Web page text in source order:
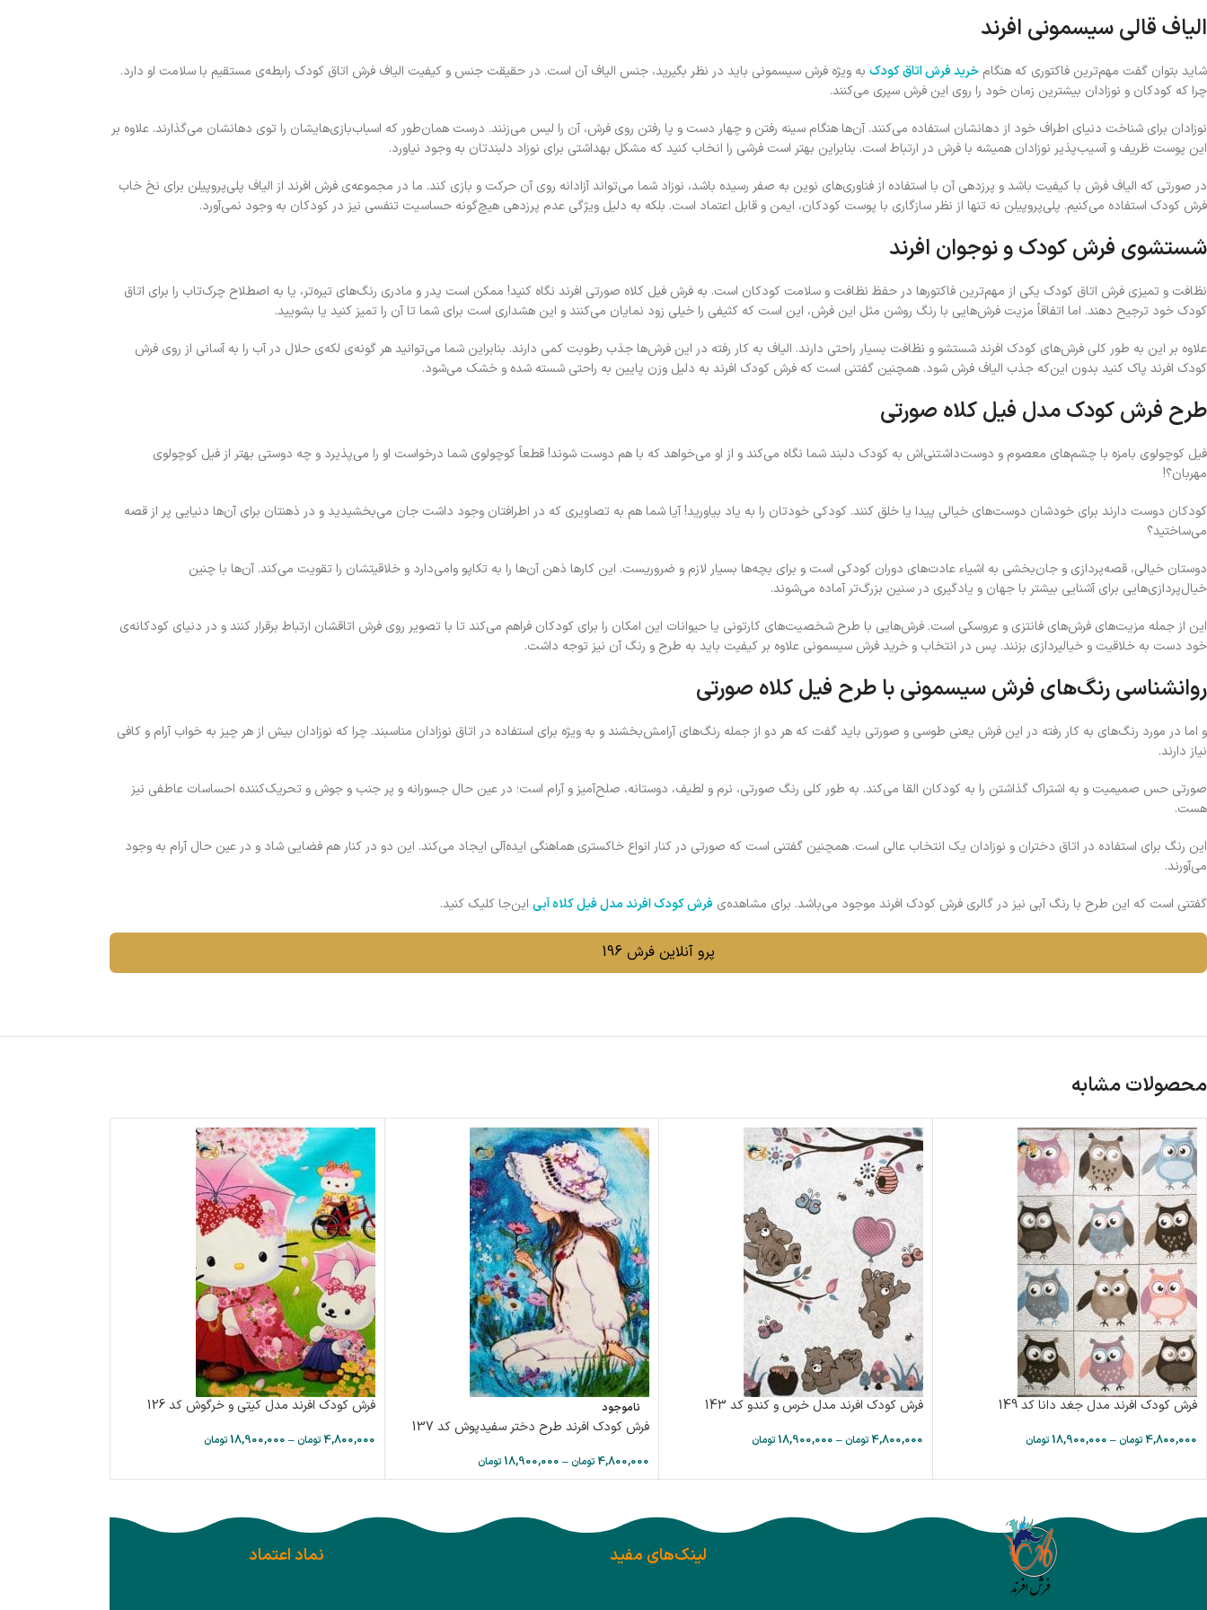
الیاف قالی سیسمونی افرند
شاید بتوان گفت مهم‌ترین فاکتوری که هنگام خرید فرش اتاق کودک به ویژه فرش سیسمونی باید در نظر بگیرید، جنس الیاف آن است. در حقیقت جنس و کیفیت الیاف فرش اتاق کودک رابطه‌ی مستقیم با سلامت او دارد.
چرا که کودکان و نوزادان بیشترین زمان خود را روی این فرش سپری می‌کنند.
نوزادان برای شناخت دنیای اطراف خود از دهانشان استفاده می‌کنند. آن‌ها هنگام سینه رفتن و چهار دست و پا رفتن روی فرش، آن را لیس می‌زنند. درست همان‌طور که اسباب‌بازی‌هایشان را توی دهانشان می‌گذارند. علاوه بر
این پوست ظریف و آسیب‌پذیر نوزادان همیشه با فرش در ارتباط است. بنابراین بهتر است فرشی را انخاب کنید که مشکل بهداشتی برای نوزاد دلبندتان به وجود نیاورد.
در صورتی که الیاف فرش با کیفیت باشد و پرزدهی آن با استفاده از فناوری‌های نوین به صفر رسیده باشد، نوزاد شما می‌تواند آزادانه روی آن حرکت و بازی کند. ما در مجموعه‌ی فرش افرند از الیاف پلی‌پروپیلن برای نخ خاب
فرش کودک استفاده می‌کنیم. پلی‌پروپیلن نه تنها از نظر سازگاری با پوست کودکان، ایمن و قابل اعتماد است. بلکه به دلیل ویژگی عدم پرزدهی هیچ‌گونه حساسیت تنفسی نیز در کودکان به وجود نمی‌آورد.
شستشوی فرش کودک و نوجوان افرند
نظافت و تمیزی فرش اتاق کودک یکی از مهم‌ترین فاکتورها در حفظ نظافت و سلامت کودکان است. به فرش فیل کلاه صورتی افرند نگاه کنید! ممکن است پدر و مادری رنگ‌های تیره‌تر، یا به اصطلاح چرک‌تاب را برای اتاق
کودک خود ترجیح دهند. اما اتفاقاً مزیت فرش‌هایی با رنگ روشن مثل این فرش، این است که کثیفی را خیلی زود نمایان می‌کنند و این هشداری است برای شما تا آن را تمیز کنید یا بشویید.
علاوه بر این به طور کلی فرش‌های کودک افرند شستشو و نظافت بسیار راحتی دارند. الیاف به کار رفته در این فرش‌ها جذب رطوبت کمی دارند. بنابراین شما می‌توانید هر گونه‌ی لکه‌ی حلال در آب را به آسانی از روی فرش
کودک افرند پاک کنید بدون این‌که جذب الیاف فرش شود. همچنین گفتنی است که فرش کودک افرند به دلیل وزن پایین به راحتی شسته شده و خشک می‌شود.
طرح فرش کودک مدل فیل کلاه‌ صورتی
فیل کوچولوی بامزه با چشم‌های معصوم و دوست‌داشتنی‌اش به کودک دلبند شما نگاه می‌کند و از او می‌خواهد که با هم دوست شوند! قطعاً کوچولوی شما درخواست او را می‌پذیرد و چه دوستی بهتر از فیل کوچولوی
مهربان؟!
کودکان دوست دارند برای خودشان دوست‌های خیالی پیدا یا خلق کنند. کودکی خودتان را به یاد بیاورید! آیا شما هم به تصاویری که در اطرافتان وجود داشت جان می‌بخشیدید و در ذهنتان برای آن‌ها دنیایی پر از قصه
می‌ساختید؟
دوستان خیالی، قصه‌پردازی و جان‌بخشی به اشیاء عادت‌های دوران کودکی است و برای بچه‌ها بسیار لازم و ضروریست. این کارها ذهن آن‌ها را به تکاپو وامی‌دارد و خلاقیتشان را تقویت می‌کند. آ‌ن‌ها با چنین
خیال‌پردازی‌هایی برای آشنایی بیشتر با جهان و یادگیری در سنین بزرگ‌تر آماده می‌شوند.
این از جمله مزیت‌های فرش‌های فانتزی و عروسکی‌ است. فرش‌هایی با طرح شخصیت‌های کارتونی یا حیوانات این امکان را برای کودکان فراهم می‌کند تا با تصویر روی فرش اتاقشان ارتباط برقرار کنند و در دنیای کودکانه‌ی
خود دست به خلاقیت و خیالپردازی بزنند. پس در انتخاب و خرید فرش سیسمونی علاوه بر کیفیت باید به طرح و رنگ آن نیز توجه داشت.
روانشناسی رنگ‌های فرش سیسمونی با طرح فیل کلاه صورتی
و اما در مورد رنگ‌های به کار رفته در این فرش یعنی طوسی و صورتی باید گفت که هر دو از جمله رنگ‌های آرامش‌بخشند و به ویژه برای استفاده در اتاق نوزادان مناسبند. چرا که نوزادان بیش از هر چیز به خواب آرام و کافی
نیاز دارند.
صورتی حس صمیمیت و به اشتراک گذاشتن را به کودکان القا می‌کند. به طور کلی رنگ صورتی، نرم و لطیف، دوستانه، صلح‌آمیز و آرام است؛ در عین حال جسورانه و پر جنب و جوش و تحریک‌کننده احساسات عاطفی نیز
هست.
این رنگ برای استفاده در اتاق دختران و نوزادان یک انتخاب عالی است. همچنین گفتنی است که صورتی در کنار انواع خاکستری هماهنگی ایده‌آلی ایجاد می‌کند. این دو در کنار هم فضایی شاد و در عین حال آرام به وجود
می‌آورند.
گفتنی است که این طرح با رنگ آبی نیز در گالری فرش کودک افرند موجود می‌باشد. برای مشاهده‌ی فرش کودک افرند مدل فیل کلاه آبی این‌جا کلیک کنید.
پرو آنلاین فرش 196
محصولات مشابه
فرش کودک افرند مدل جغد دانا کد 149
4,800,000 تومان–
18,900,000 تومان
فرش کودک افرند مدل خرس و کندو کد 143
4,800,000 تومان–
18,900,000 تومان
ناموجود
فرش کودک افرند طرح دختر سفیدپوش کد 137
4,800,000 تومان–
18,900,000 تومان
فرش کودک افرند مدل کیتی و خرگوش کد 126
4,800,000 تومان–
18,900,000 تومان
لینک‌های مفید نماد اعتماد